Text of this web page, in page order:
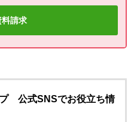
料請求
公式SNSでお役立ち情